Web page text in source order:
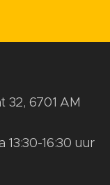
32, 6701 AM
13:30-16:30 uur